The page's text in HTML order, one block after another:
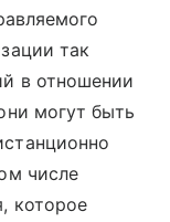
так
в отношении
могут быть
числе
которое